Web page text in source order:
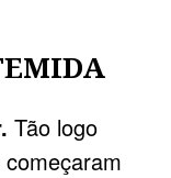
Tão logo